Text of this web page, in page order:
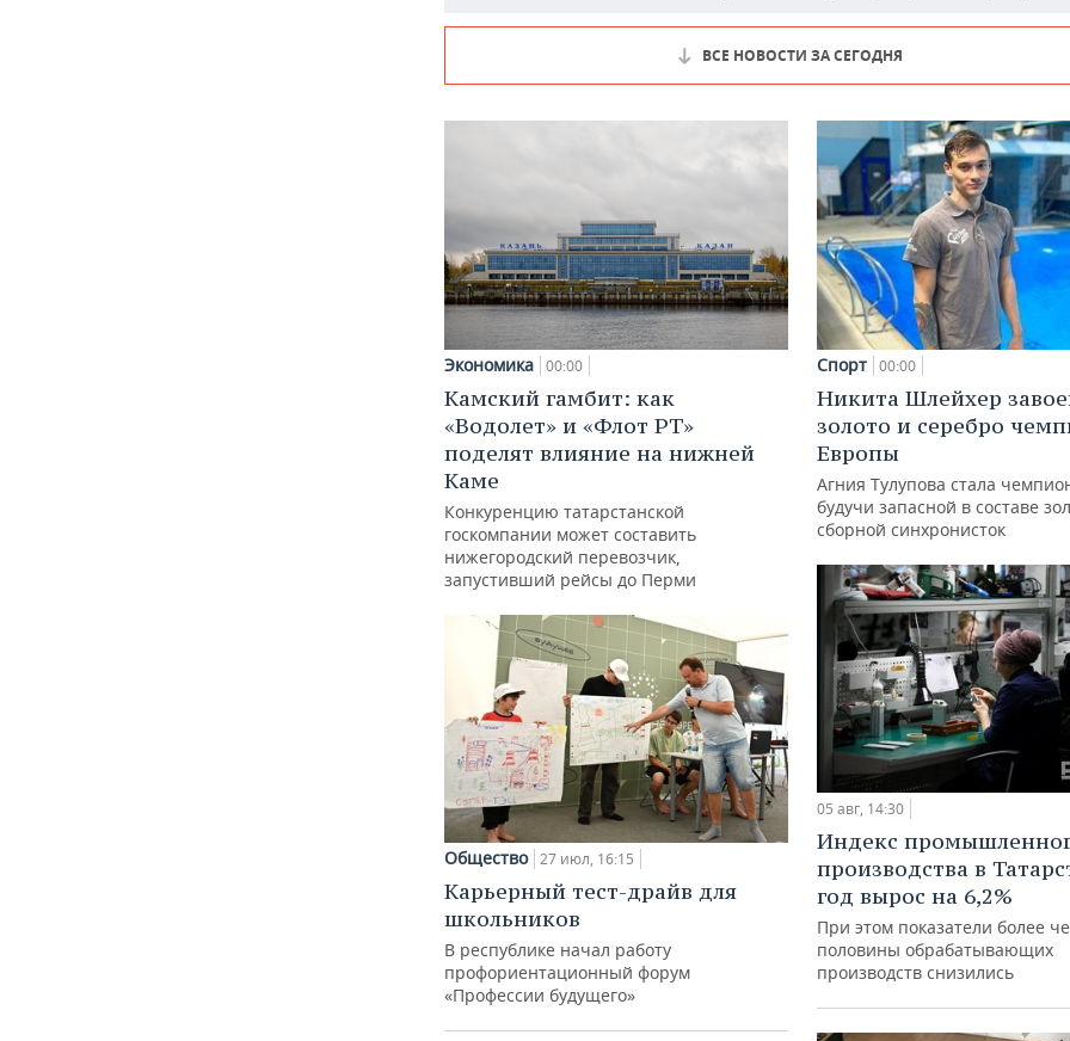
ВСЕ НОВОСТИ ЗА СЕГОДНЯ
Экономика 00:00
Камский гамбит: как
«Водолет» и «Флот РТ»
поделят влияние на нижней
Каме
Конкуренцию татарстанской
госкомпании может составить
нижегородский перевозчик,
запустивший рейсы до Перми
Общество 27 июл, 16:15
Карьерный тест-драйв для
школьников
В республике начал работу
профориентационный форум
«Профессии будущего»
Спорт 00:00
Никита Шлейхер
золото и серебро
Европы
Агния Тулупова стала
будучи запасной в составе
сборной синхронисток
05 авг, 14:30
Индекс
производства в
год вырос на 6,2%
При этом показатели более
половины обрабатывающих
производств снизились